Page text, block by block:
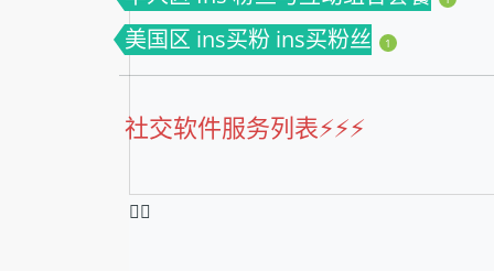
美国区 ins买粉 ins买粉丝 1
社交软件服务列表⚡️⚡️⚡️
❤️‍🔥